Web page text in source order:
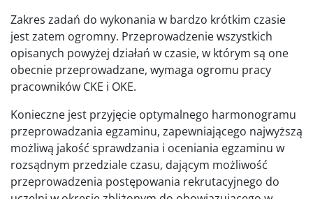
Zakres zadań do wykonania w bardzo krótkim czasie
jest zatem ogromny. Przeprowadzenie wszystkich
opisanych powyżej działań w czasie, w którym są one
obecnie przeprowadzane, wymaga ogromu pracy
pracowników CKE i OKE.
Konieczne jest przyjęcie optymalnego harmonogramu
przeprowadzania egzaminu, zapewniającego najwyższą
możliwą jakość sprawdzania i oceniania egzaminu w
rozsądnym przedziale czasu, dającym możliwość
przeprowadzenia postępowania rekrutacyjnego do